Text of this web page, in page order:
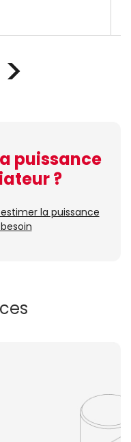
puissance
?
la puissance